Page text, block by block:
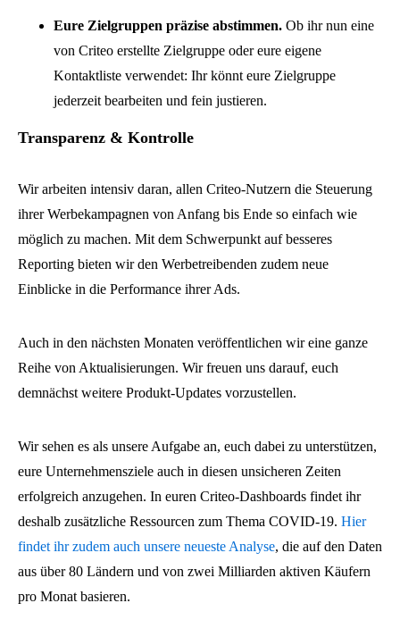
Eure Zielgruppen präzise abstimmen. Ob ihr nun eine
von Criteo erstellte Zielgruppe oder eure eigene
Kontaktliste verwendet: Ihr könnt eure Zielgruppe
jederzeit bearbeiten und fein justieren.
Transparenz & Kontrolle
Wir arbeiten intensiv daran, allen Criteo-Nutzern die Steuerung
ihrer Werbekampagnen von Anfang bis Ende so einfach wie
möglich zu machen. Mit dem Schwerpunkt auf besseres
Reporting bieten wir den Werbetreibenden zudem neue
Einblicke in die Performance ihrer Ads.
Auch in den nächsten Monaten veröffentlichen wir eine ganze
Reihe von Aktualisierungen. Wir freuen uns darauf, euch
demnächst weitere Produkt-Updates vorzustellen.
Wir sehen es als unsere Aufgabe an, euch dabei zu unterstützen,
eure Unternehmensziele auch in diesen unsicheren Zeiten
erfolgreich anzugehen. In euren Criteo-Dashboards findet ihr
deshalb zusätzliche Ressourcen zum Thema COVID-19. Hier
findet ihr zudem auch unsere neueste Analyse, die auf den Daten
aus über 80 Ländern und von zwei Milliarden aktiven Käufern
pro Monat basieren.